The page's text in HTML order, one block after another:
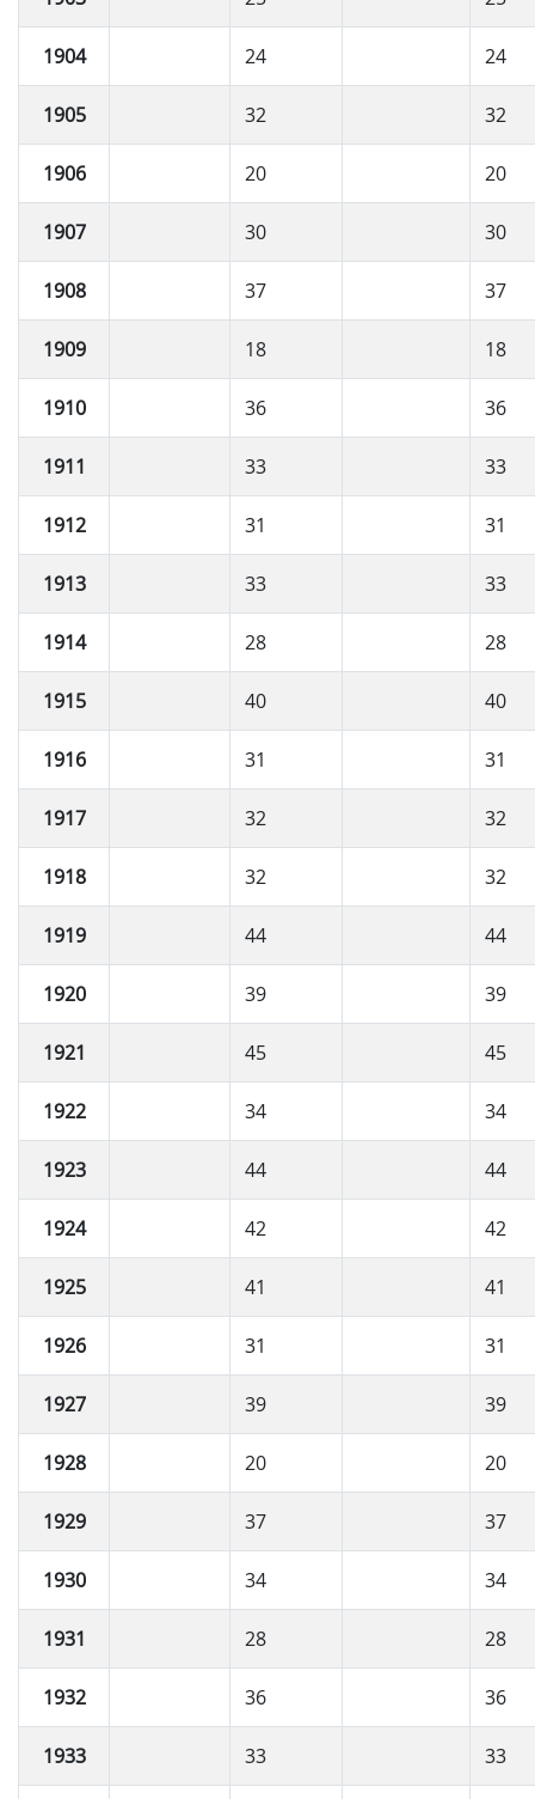
1904 24 24
1905 32 32
1906 20 20
1907 30 30
1908 37 37
1909 18 18
1910 36 36
1911 33 33
1912 31 31
1913 33 33
1914 28 28
1915 40 40
1916 31 31
1917 32 32
1918 32 32
1919 44 44
1920 39 39
1921 45 45
1922 34 34
1923 44 44
1924 42 42
1925 41 41
1926 31 31
1927 39 39
1928 20 20
1929 37 37
1930 34 34
1931 28 28
1932 36 36
1933 33 33